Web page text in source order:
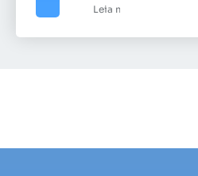
Leia mais